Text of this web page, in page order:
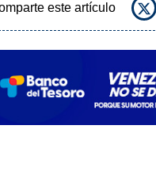
este artículo